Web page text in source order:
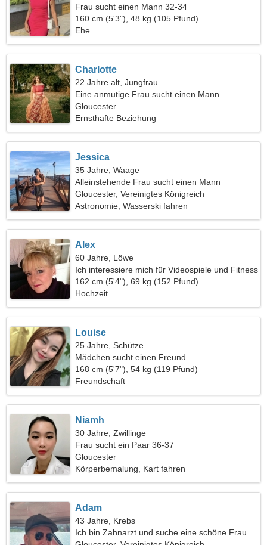
Frau sucht einen Mann 32-34
160 cm (5'3"), 48 kg (105 Pfund)
Ehe
Charlotte
22 Jahre alt, Jungfrau
Eine anmutige Frau sucht einen Mann
Gloucester
Ernsthafte Beziehung
Jessica
35 Jahre, Waage
Alleinstehende Frau sucht einen Mann
Gloucester, Vereinigtes Königreich
Astronomie, Wasserski fahren
Alex
60 Jahre, Löwe
Ich interessiere mich für Videospiele und Fitness
162 cm (5'4"), 69 kg (152 Pfund)
Hochzeit
Louise
25 Jahre, Schütze
Mädchen sucht einen Freund
168 cm (5'7"), 54 kg (119 Pfund)
Freundschaft
Niamh
30 Jahre, Zwillinge
Frau sucht ein Paar 36-37
Gloucester
Körperbemalung, Kart fahren
Adam
43 Jahre, Krebs
Ich bin Zahnarzt und suche eine schöne Frau